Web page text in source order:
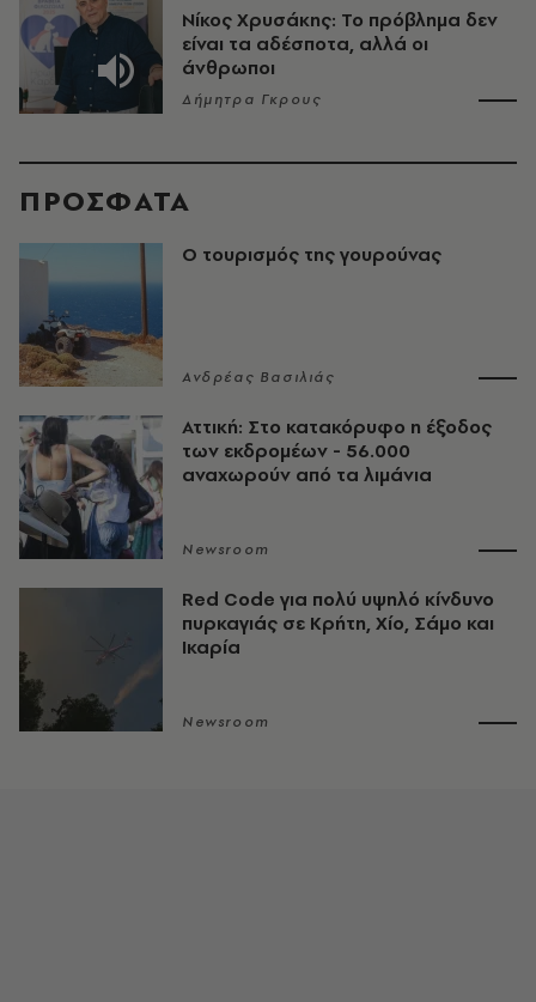
Νίκος Χρυσάκης: Το πρόβλημα δεν
είναι τα αδέσποτα, αλλά οι
άνθρωποι
Δήμητρα Γκρους
ΠΡΟΣΦΑΤΑ
Ο τουρισμός της γουρούνας
Ανδρέας Βασιλιάς
Αττική: Στο κατακόρυφο η έξοδος
των εκδρομέων - 56.000
αναχωρούν από τα λιμάνια
Newsroom
Red Code για πολύ υψηλό κίνδυνο
πυρκαγιάς σε Κρήτη, Χίο, Σάμο και
Ικαρία
Newsroom